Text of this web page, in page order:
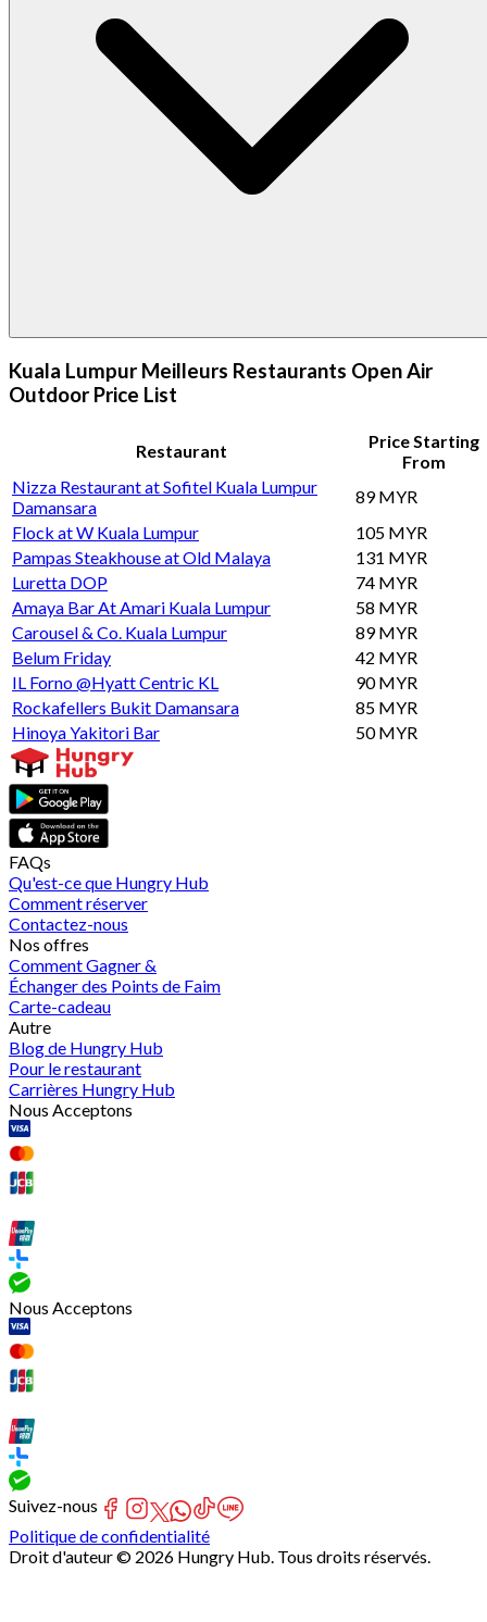
Kuala Lumpur Meilleurs Restaurants Open Air
Outdoor Price List
Restaurant
Price Starting
From
Nizza Restaurant at Sofitel Kuala Lumpur
Damansara
89 MYR
Flock at W Kuala Lumpur
105 MYR
Pampas Steakhouse at Old Malaya
131 MYR
Luretta DOP
74 MYR
Amaya Bar At Amari Kuala Lumpur
58 MYR
Carousel & Co. Kuala Lumpur
89 MYR
Belum Friday
42 MYR
IL Forno @Hyatt Centric KL
90 MYR
Rockafellers Bukit Damansara
85 MYR
Hinoya Yakitori Bar
50 MYR
FAQs
Qu'est-ce que Hungry Hub
Comment réserver
Contactez-nous
Nos offres
Comment Gagner &
Échanger des Points de Faim
Carte-cadeau
Autre
Blog de Hungry Hub
Pour le restaurant
Carrières Hungry Hub
Nous Acceptons
Nous Acceptons
Suivez-nous
Politique de confidentialité
Droit d'auteur © 2026 Hungry Hub. Tous droits réservés.